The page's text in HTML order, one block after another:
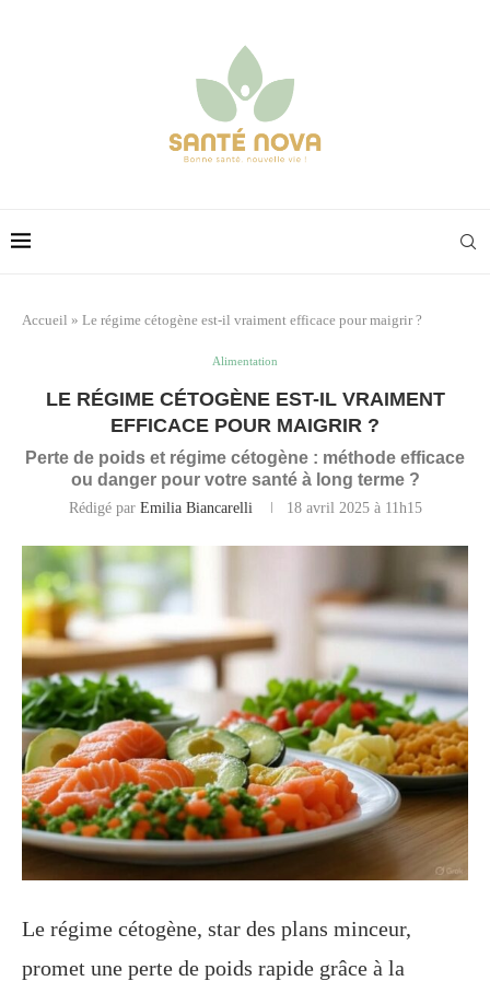
Accueil » Le régime cétogène est-il vraiment efficace pour maigrir ?
Alimentation
LE RÉGIME CÉTOGÈNE EST-IL VRAIMENT
EFFICACE POUR MAIGRIR ?
Perte de poids et régime cétogène : méthode efficace
ou danger pour votre santé à long terme ?
Rédigé par Emilia Biancarelli 18 avril 2025 à 11h15
Le régime cétogène, star des plans minceur,
promet une perte de poids rapide grâce à la